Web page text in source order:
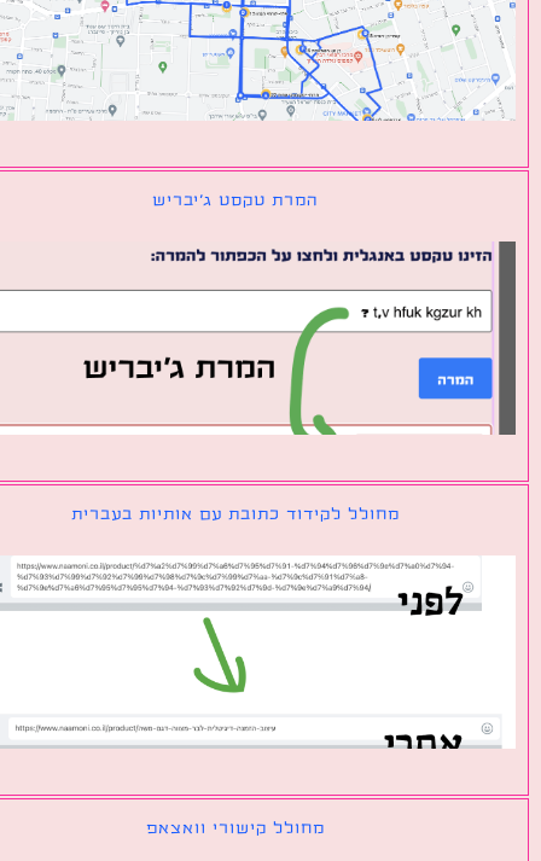
המרת טקסט ג׳יבריש
מחולל לקידוד כתובת עם אותיות בעברית
מחולל קישורי וואצאפ